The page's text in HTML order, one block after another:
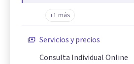
+1 más
Servicios y precios
Consulta Individual Online